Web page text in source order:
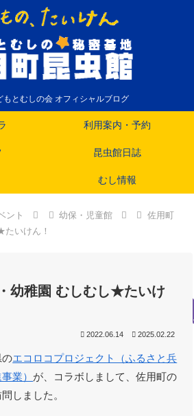
もとむしの会 オフィシャルブログ
利用案内・予約
昆虫館日誌
むし情報
ント 幼保・児童館
佐用町
いけん！
幼稚園 むしむし★たいけ
2022.06.14 2025.02.22
のエコロコプロジェクト（ふるさと兵
業） が、コラボしまして、佐用町の
しました。